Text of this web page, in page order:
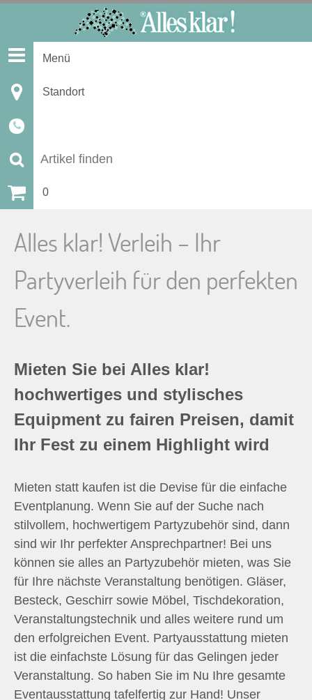
Menü
Standort
e
n
a
c
:
0
Alles klar! Verleih – Ihr
Partyverleih für den perfekten
Event.
Mieten Sie bei Alles klar!
hochwertiges und stylisches
Equipment zu fairen Preisen, damit
Ihr Fest zu einem Highlight wird
Mieten statt kaufen ist die Devise für die einfache
Eventplanung. Wenn Sie auf der Suche nach
stilvollem, hochwertigem Partyzubehör sind, dann
sind wir Ihr perfekter Ansprechpartner! Bei uns
können sie alles an Partyzubehör mieten, was Sie
für Ihre nächste Veranstaltung benötigen. Gläser,
Besteck, Geschirr sowie Möbel, Tischdekoration,
Veranstaltungstechnik und alles weitere rund um
den erfolgreichen Event. Partyausstattung mieten
ist die einfachste Lösung für das Gelingen jeder
Veranstaltung. So haben Sie im Nu Ihre gesamte
Eventausstattung tafelfertig zur Hand! Unser